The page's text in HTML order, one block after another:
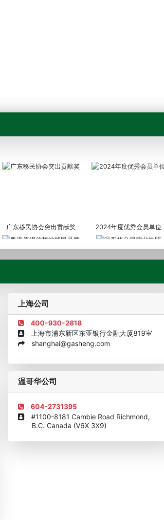
广东移民协会突出贡献奖 2024年度优秀会员单位
粤港值得信赖的移民品牌
欧美澳年度表现移民团队 美国投资移民中介机构30强
上海公司
400-930-2818
上海市浦东新区东亚银行金融大厦819室
shanghai@gasheng.com
温哥华公司
604-2731395
#1100-8181 Cambie Road Richmond,
B.C. Canada (V6X 3X9)